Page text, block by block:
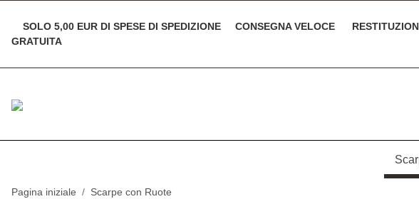
SOLO 5,00 EUR DI SPESE DI SPEDIZIONE CONSEGNA VELOCE
GRATUITA
Pagina iniziale Scarpe con Ruote